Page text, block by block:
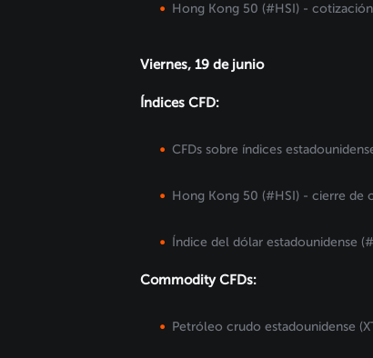
Hong Kong 50 (#HSI) -
Viernes, 19 de junio
Índices CFD:
CFDs sobre índices
Hong Kong 50 (#HSI) - cierre de
Índice del dólar estadounidense
Commodity CFDs:
Petróleo crudo estadounidense